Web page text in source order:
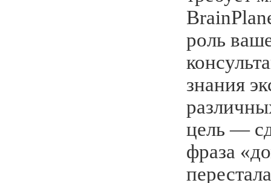
роль
знания
цель —
фраза